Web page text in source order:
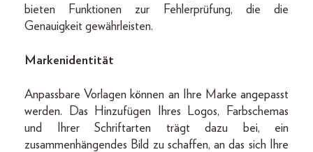
bieten Funktionen zur Fehlerprüfung, die die
Genauigkeit gewährleisten.
Markenidentität
Anpassbare Vorlagen können an Ihre Marke angepasst
werden. Das Hinzufügen Ihres Logos, Farbschemas
und Ihrer Schriftarten trägt dazu bei, ein
zusammenhängendes Bild zu schaffen, an das sich Ihre